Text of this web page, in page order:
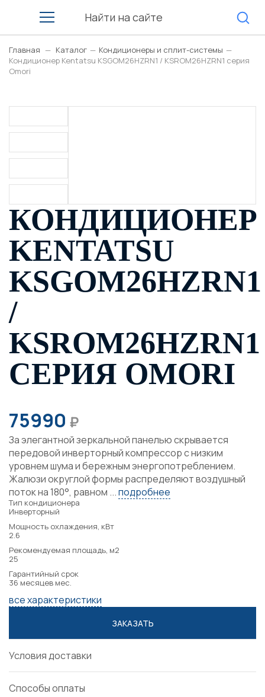
Главная — Каталог — Кондиционеры и сплит-системы —
Кондиционер Kentatsu KSGOM26HZRN1 / KSROM26HZRN1 серия
Omori
КОНДИЦИОНЕР
KENTATSU
KSGOM26HZRN1
/
KSROM26HZRN1
СЕРИЯ OMORI
75990 ₽
За элегантной зеркальной панелью скрывается
передовой инверторный компрессор с низким
уровнем шума и бережным энергопотреблением.
Жалюзи округлой формы распределяют воздушный
поток на 180°, равном ...подробнее
Тип кондиционера
Инверторный
Мощность охлаждения, кВт
2.6
Рекомендуемая площадь, м2
25
Гарантийный срок
36 месяцев мес.
все характеристики
ЗАКАЗАТЬ
Условия доставки
Способы оплаты